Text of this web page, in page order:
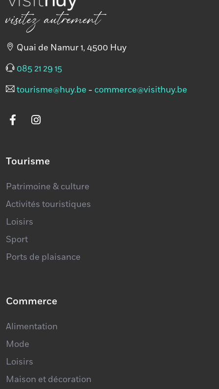
Quai de Namur 1, 4500 Huy
085 21 29 15
tourisme@huy.be
Activités touristiques
Loisirs
Sport
Ports de plaisance
Mode
Loisirs
Maison et décoration
Services